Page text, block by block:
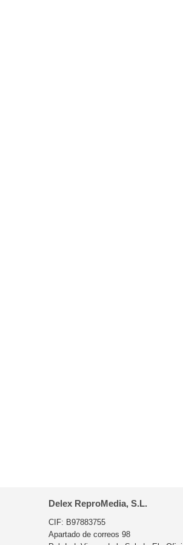
Delex ReproMedia, S.L.
CIF: B97883755
Apartado de correos 98